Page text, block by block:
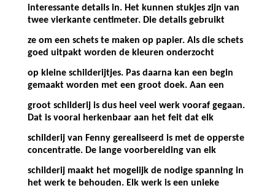
interessante details in. Het kunnen stukjes zijn van
twee vierkante centimeter. Die details gebruikt
ze om een schets te maken op papier. Als die schets
goed uitpakt worden de kleuren onderzocht
op kleine schilderijtjes. Pas daarna kan een begin
gemaakt worden met een groot doek. Aan een
groot schilderij is dus heel veel werk vooraf gegaan.
Dat is vooral herkenbaar aan het feit dat elk
schilderij van Fenny gerealiseerd is met de opperste
concentratie. De lange voorbereiding van elk
schilderij maakt het mogelijk de nodige spanning in
het werk te behouden. Elk werk is een unieke